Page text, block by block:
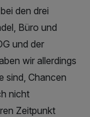
den drei
Büro und
und der
wir allerdings
sind, Chancen
nicht
Zeitpunkt